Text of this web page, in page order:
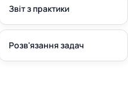
Звіт з практики
Розв'язання задач